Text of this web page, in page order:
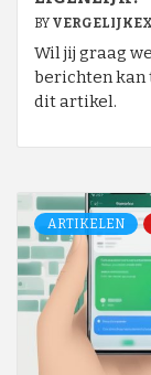
BY
Wil jij graag
berichten kan
dit artikel.
ARTIKELEN